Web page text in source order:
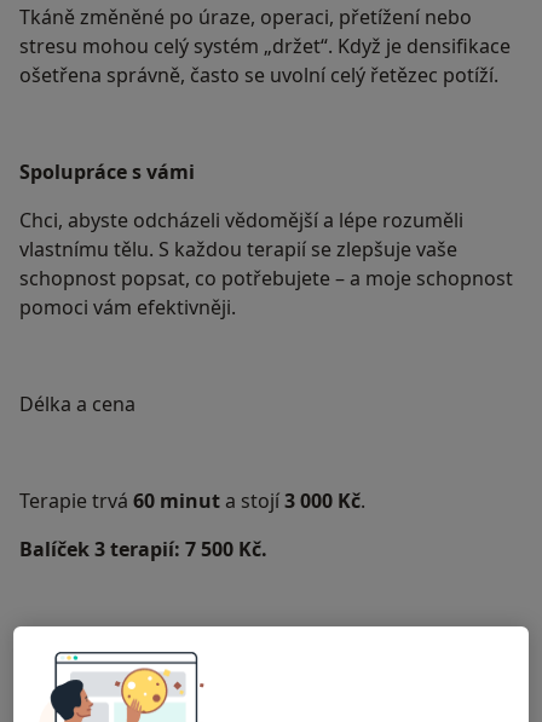
Tkáně změněné po úraze, operaci, přetížení nebo
stresu mohou celý systém „držet“. Když je densifikace
ošetřena správně, často se uvolní celý řetězec potíží.
Spolupráce s vámi
Chci, abyste odcházeli vědomější a lépe rozuměli
vlastnímu tělu. S každou terapií se zlepšuje vaše
schopnost popsat, co potřebujete – a moje schopnost
pomoci vám efektivněji.
​Délka a cena​
Terapie trvá 60 minuta stojí3 000 Kč.
Balíček 3 terapií: 7 500 Kč.
Platba v hotovosti, QR kódem nebo kartou.